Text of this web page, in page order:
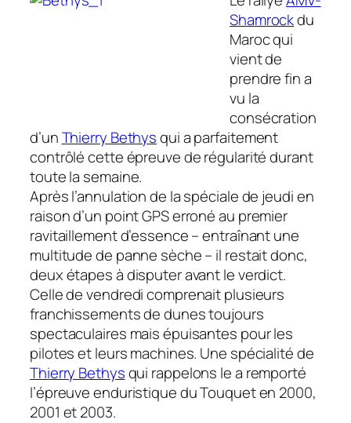
Shamrockdu
Maroc qui
vient de
prendre fin a
vu la
consécration
d’unThierry Bethysqui a parfaitement
contrôlé cette épreuve de régularité durant
toute la semaine.
Après l’annulation de la spéciale de jeudi en
raison d’un point GPS erroné au premier
ravitaillement d’essence – entraînant une
multitude de panne sèche – il restait donc,
deux étapes à disputer avant le verdict.
Celle de vendredi comprenait plusieurs
franchissements de dunes toujours
spectaculaires mais épuisantes pour les
pilotes et leurs machines. Une spécialité de
Thierry Bethysqui rappelons le a remporté
l’épreuve enduristique du Touquet en 2000,
2001 et 2003.